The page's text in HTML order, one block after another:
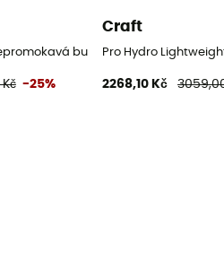
bunda
-25%
Craft
Pro Hydro
2268,10 Kč